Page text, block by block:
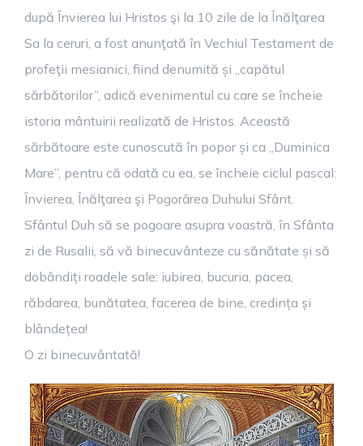
după Învierea lui Hristos şi la 10 zile de la Înălţarea
Sa la ceruri, a fost anunţată în Vechiul Testament de
profeţii mesianici, fiind denumită și „capătul
sărbătorilor”, adică evenimentul cu care se încheie
istoria mântuirii realizată de Hristos. Această
sărbătoare este cunoscută în popor și ca „Duminica
Mare”, pentru că odată cu ea, se încheie ciclul pascal:
Învierea, Înălţarea şi Pogorârea Duhului Sfânt.
Sfântul Duh să se pogoare asupra voastră, în Sfânta
zi de Rusalii, să vă binecuvânteze cu sănătate și să
dobândiți roadele sale: iubirea, bucuria, pacea,
răbdarea, bunătatea, facerea de bine, credința și
blândețea!
O zi binecuvântată!